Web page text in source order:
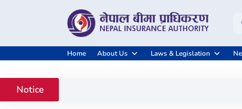
Home About Us Laws & Legislation
Notice